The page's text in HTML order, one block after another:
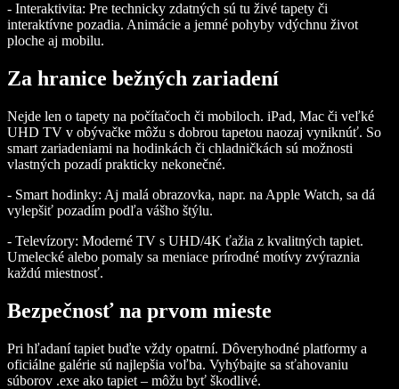
- Interaktivita: Pre technicky zdatných sú tu živé tapety či
interaktívne pozadia. Animácie a jemné pohyby vdýchnu život
ploche aj mobilu.
Za hranice bežných zariadení
Nejde len o tapety na počítačoch či mobiloch. iPad, Mac či veľké
UHD TV v obývačke môžu s dobrou tapetou naozaj vyniknúť. So
smart zariadeniami na hodinkách či chladničkách sú možnosti
vlastných pozadí prakticky nekonečné.
- Smart hodinky: Aj malá obrazovka, napr. na Apple Watch, sa dá
vylepšiť pozadím podľa vášho štýlu.
- Televízory: Moderné TV s UHD/4K ťažia z kvalitných tapiet.
Umelecké alebo pomaly sa meniace prírodné motívy zvýraznia
každú miestnosť.
Bezpečnosť na prvom mieste
Pri hľadaní tapiet buďte vždy opatrní. Dôveryhodné platformy a
oficiálne galérie sú najlepšia voľba. Vyhýbajte sa sťahovaniu
súborov .exe ako tapiet – môžu byť škodlivé.